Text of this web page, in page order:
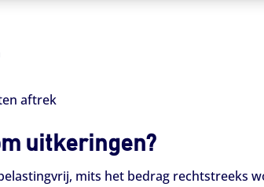
aftrek
uitkeringen?
mits het bedrag rechtstreeks